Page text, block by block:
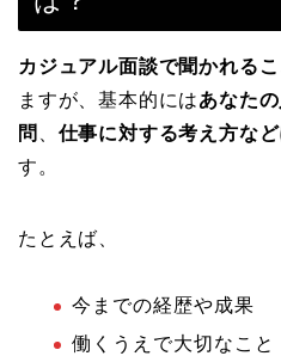
カジュアル面談で聞かれるこ
ますが、基本的にはあなた
問
仕事に対する考え方な
す。
たとえば、
今までの経歴や成果
働くうえで大切なこと